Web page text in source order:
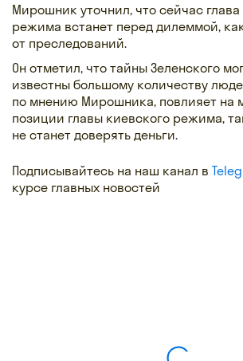
Мирошник уточнил, что сейчас глава
режима встанет перед дилеммой,
от преследований.
Он отметил, что тайны Зеленского
известны большому количеству
по мнению Мирошника, повлияет на
позиции главы киевского режима,
не станет доверять деньги.
Подписывайтесь на наш канал в
курсе главных новостей